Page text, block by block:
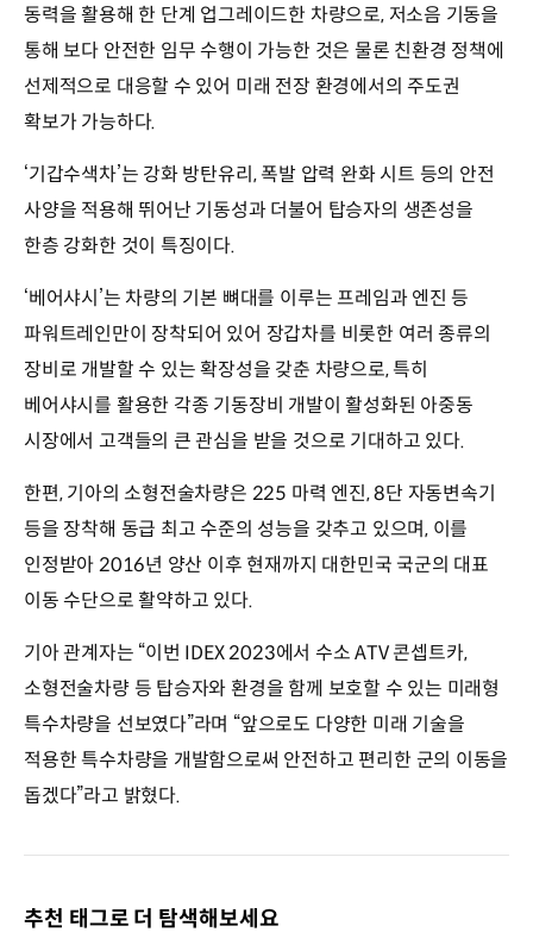
동력을 활용해 한 단계 업그레이드한 차량으로, 저소음 기동을
통해 보다 안전한 임무 수행이 가능한 것은 물론 친환경 정책에
선제적으로 대응할 수 있어 미래 전장 환경에서의 주도권
확보가 가능하다.
‘기갑수색차’는 강화 방탄유리, 폭발 압력 완화 시트 등의 안전
사양을 적용해 뛰어난 기동성과 더불어 탑승자의 생존성을
한층 강화한 것이 특징이다.
‘베어샤시’는 차량의 기본 뼈대를 이루는 프레임과 엔진 등
파워트레인만이 장착되어 있어 장갑차를 비롯한 여러 종류의
장비로 개발할 수 있는 확장성을 갖춘 차량으로, 특히
베어샤시를 활용한 각종 기동장비 개발이 활성화된 아중동
시장에서 고객들의 큰 관심을 받을 것으로 기대하고 있다.
한편, 기아의 소형전술차량은 225 마력 엔진, 8단 자동변속기
등을 장착해 동급 최고 수준의 성능을 갖추고 있으며, 이를
인정받아 2016년 양산 이후 현재까지 대한민국 국군의 대표
이동 수단으로 활약하고 있다.
기아 관계자는 “이번 IDEX 2023에서 수소 ATV 콘셉트카,
소형전술차량 등 탑승자와 환경을 함께 보호할 수 있는 미래형
특수차량을 선보였다”라며 “앞으로도 다양한 미래 기술을
적용한 특수차량을 개발함으로써 안전하고 편리한 군의 이동을
돕겠다”라고 밝혔다.
추천 태그로 더 탐색해보세요